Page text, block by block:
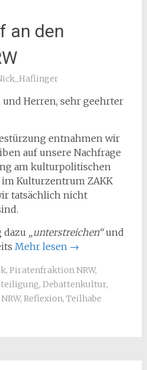
an den
und Herren, sehr geehrter
entnahmen wir
auf unsere Nachfrage
am kulturpolitischen
im Kulturzentrum ZAKK
tatsächlich nicht
dazu „unterstreichen“und
Mehr lesen →
, Piratenfraktion NRW,
, Debattenkultur,
, Reflexion, Teilhabe